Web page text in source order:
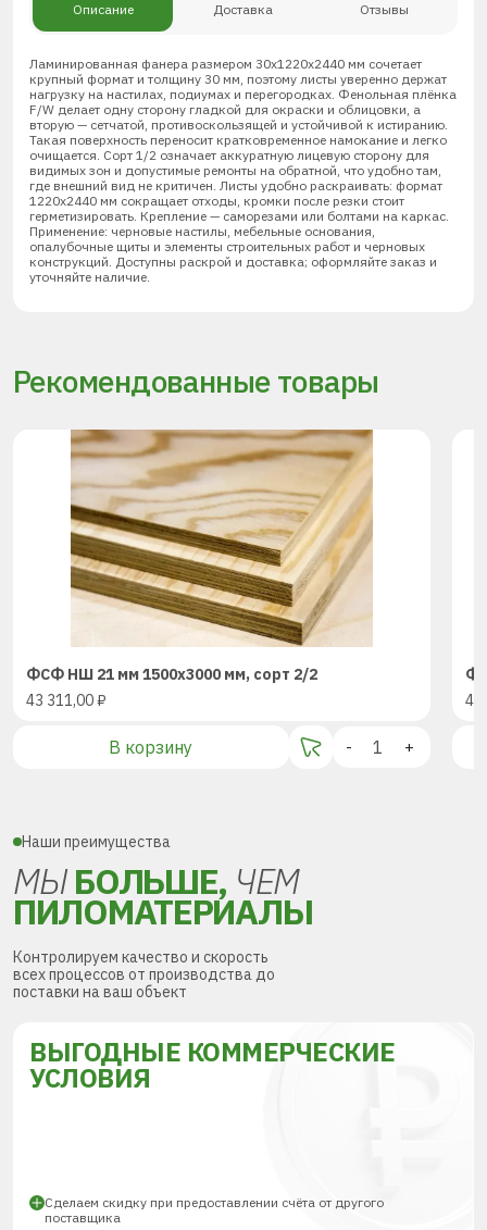
Описание Доставка Отзывы
Ламинированная фанера размером 30х1220х2440 мм сочетает
крупный формат и толщину 30 мм, поэтому листы уверенно держат
нагрузку на настилах, подиумах и перегородках. Фенольная плёнка
F/W делает одну сторону гладкой для окраски и облицовки, а
вторую — сетчатой, противоскользящей и устойчивой к истиранию.
Такая поверхность переносит кратковременное намокание и легко
очищается. Сорт 1/2 означает аккуратную лицевую сторону для
видимых зон и допустимые ремонты на обратной, что удобно там,
где внешний вид не критичен. Листы удобно раскраивать: формат
1220х2440 мм сокращает отходы, кромки после резки стоит
герметизировать. Крепление — саморезами или болтами на каркас.
Применение: черновые настилы, мебельные основания,
опалубочные щиты и элементы строительных работ и черновых
конструкций. Доступны раскрой и доставка; оформляйте заказ и
уточняйте наличие.
Рекомендованные товары
ФСФ НШ 21 мм 1500х3000 мм, сорт 2/2
43 311,00₽
В корзину - +
43
Наши преимущества
МЫБОЛЬШЕ, ЧЕМ
ПИЛОМАТЕРИАЛЫ
Контролируем качество и скорость
всех процессов от производства до
поставки на ваш объект
ВЫГОДНЫЕ КОММЕРЧЕСКИЕ
УСЛОВИЯ
Сделаем скидку при предоставлении счёта от другого
поставщика